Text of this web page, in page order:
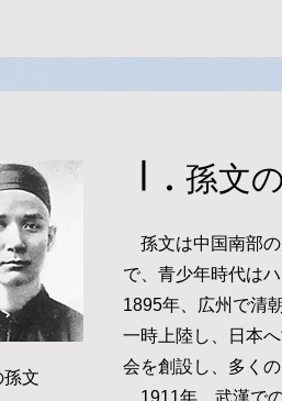
Ⅰ. 孫文
文
孫文は中国南部の
で、青少年時代は
1895年、広州で清
一時上陸し、日本
会を創設し、多くの
1911年、武漢で